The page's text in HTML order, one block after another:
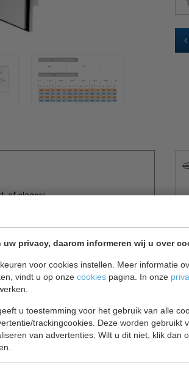
uw privacy, daarom informeren wij u over
voor cookies instellen. Meer informatie
vindt u op onze cookies pagina. In onze
u toestemming voor het gebruik van alle
trackingcookies. Deze worden gebruikt
van advertenties. Wilt u dit niet, klik dan
of slagerij.
zijden bekleed met wit gecoat
hierdoor blijft de
is 700 mm breed en is voorzien